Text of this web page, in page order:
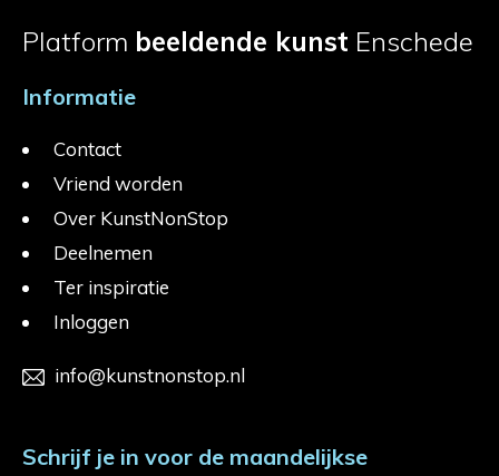
Platform beeldende kunst Enschede
Informatie
Contact
Vriend worden
Over KunstNonStop
Deelnemen
Ter inspiratie
Inloggen
info@kunstnonstop.nl
Schrijf je in voor de maandelijkse